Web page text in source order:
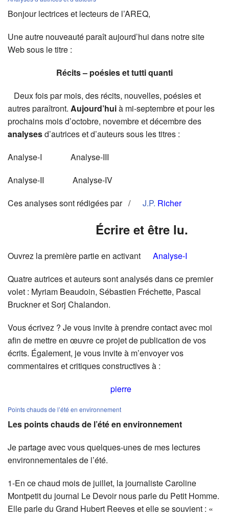
Bonjour lectrices et lecteurs de l’AREQ,
Une autre nouveauté paraît aujourd’hui dans notre site
Web sous le titre :
Récits – poésies et tutti quanti
Deux fois par mois, des récits, nouvelles, poésies et
autres paraîtront. Aujourd’huià mi-septembre et pour les
prochains mois d’octobre, novembre et décembre des
analysesd’autrices et d’auteurs sous les titres :
Analyse-I Analyse-III
Analyse-II Analyse-IV
Ces analyses sont rédigées par / J.P. Richer
Écrire et être lu.
Ouvrez la première partie en activant Analyse-I
Quatre autrices et auteurs sont analysés dans ce premier
volet : Myriam Beaudoin, Sébastien Fréchette, Pascal
Bruckner et Sorj Chalandon.
Vous écrivez ? Je vous invite à prendre contact avec moi
afin de mettre en œuvre ce projet de publication de vos
écrits. Également, je vous invite à m’envoyer vos
commentaires et critiques constructives à :
pierre
Points chauds de l’été en environnement
Les points chauds de l’été en environnement
Je partage avec vous quelques-unes de mes lectures
environnementales de l’été.
1-En ce chaud mois de juillet, la journaliste Caroline
Montpetit du journal Le Devoir nous parle du Petit Homme.
Elle parle du Grand Hubert Reeves et elle se souvient : «